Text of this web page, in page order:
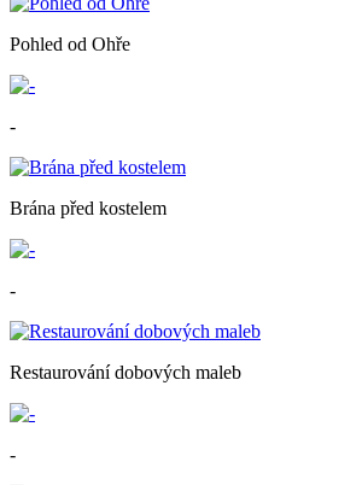
Pohled od Ohře
-
Brána před kostelem
-
Restaurování dobových maleb
-